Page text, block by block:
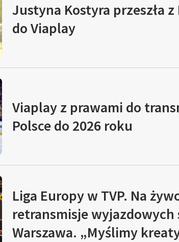
Justyna Kostyra przeszła
do Viaplay
Viaplay z prawami do
Polsce do 2026 roku
Liga Europy w TVP. Na
retransmisje
Warszawa. „Myślimy